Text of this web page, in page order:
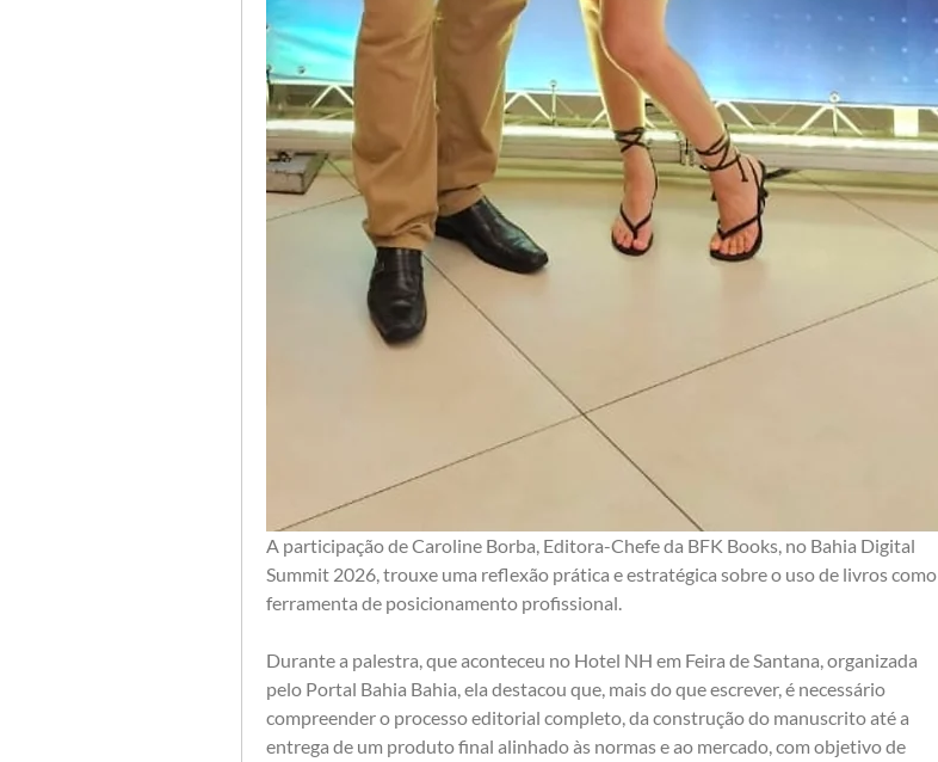
A participação de Caroline Borba, Editora-Chefe da BFK Books, no Bahia Digital
Summit 2026, trouxe uma reflexão prática e estratégica sobre o uso de livros como
ferramenta de posicionamento profissional.
Durante a palestra, que aconteceu no Hotel NH em Feira de Santana, organizada
pelo Portal Bahia Bahia, ela destacou que, mais do que escrever, é necessário
compreender o processo editorial completo, da construção do manuscrito até a
entrega de um produto final alinhado às normas e ao mercado, com objetivo de